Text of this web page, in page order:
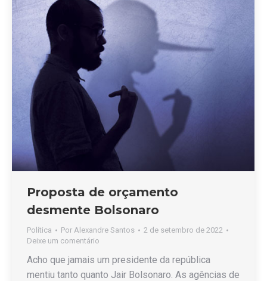
Proposta de orçamento
desmente Bolsonaro
Política Por Alexandre Santos
2 de setembro de 2022
Deixe um comentário
Acho que jamais um presidente da república
mentiu tanto quanto Jair Bolsonaro. As agências de